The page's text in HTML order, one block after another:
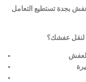
بجدة تستطيع التعامل
لنقل عفشك؟